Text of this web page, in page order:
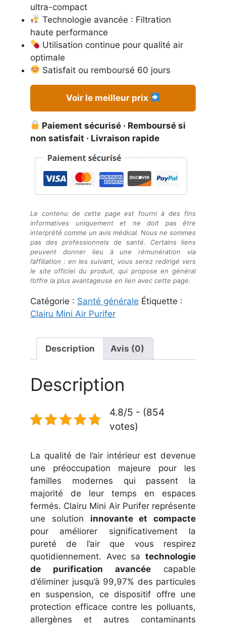
était :
49,95 €.29,99 €.
ultra-compact
Technologie avancée : Filtration
haute performance
Utilisation continue pour qualité air
optimale
Satisfait ou remboursé 60 jours
Voir le meilleur prix
Paiement sécurisé · Remboursé si
non satisfait · Livraison rapide
Le contenu de cette page est fourni à des fins
informatives uniquement et ne doit pas être
interprété comme un avis médical. Nous ne sommes
pas des professionnels de santé. Certains liens
peuvent donner lieu à une rémunération via
l’affiliation : en les suivant, vous serez redirigé vers
le site officiel du produit, qui propose en général
l’offre la plus avantageuse en lien avec cette page.
Catégorie : Santé générale Étiquette :
Clairu Mini Air Purifer
Description Avis (0)
Description
4.8/5 - (854
votes)
La qualité de l’air intérieur est devenue
une préoccupation majeure pour les
familles modernes qui passent la
majorité de leur temps en espaces
fermés. Clairu Mini Air Purifer représente
une solution innovante et compacte
pour améliorer significativement la
pureté de l’air que vous respirez
quotidiennement. Avec sa technologie
de purification avancée capable
d’éliminer jusqu’à 99,97% des particules
en suspension, ce dispositif offre une
protection efficace contre les polluants,
allergènes et autres contaminants